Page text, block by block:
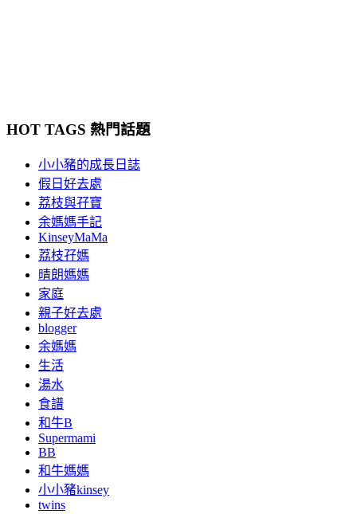
HOT TAGS 熱門話題
小小豬的成長日誌
假日好去處
荔枝與孖寶
余媽媽手記
KinseyMaMa
荔枝孖媽
晴朗媽媽
家庭
親子好去處
blogger
余媽媽
生活
湯水
食譜
和牛B
Supermami
BB
和牛媽媽
小小豬kinsey
twins